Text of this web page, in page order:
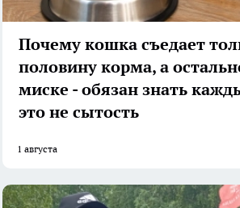
Почему кошка съедает
половину корма, а
миске - обязан знать
это не сытость
1 августа